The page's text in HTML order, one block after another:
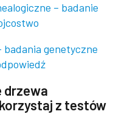
– badanie
badania genetyczne
drzewa
z testów